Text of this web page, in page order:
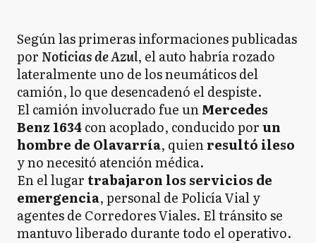
Según las primeras informaciones publicadas
porNoticias de Azul, el auto habría rozado
lateralmente uno de los neumáticos del
camión, lo que desencadenó el despiste.
El camión involucrado fue unMercedes
Benz 1634con acoplado, conducido porun
hombre de Olavarría, quienresultó ileso
y no necesitó atención médica.
En el lugar trabajaron los servicios de
emergencia, personal de Policía Vial y
agentes de Corredores Viales. El tránsito se
mantuvo liberado durante todo el operativo.